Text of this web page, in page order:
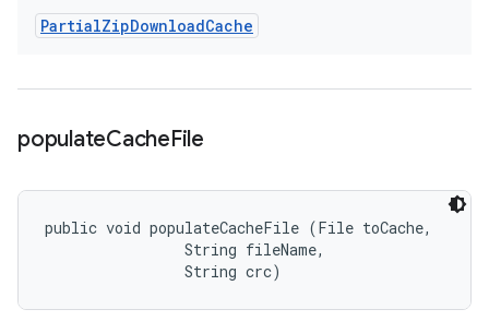
PartialZipDownloadCache
populateCacheFile
public void populateCacheFile (File toCache,
                String fileName,
                String crc)